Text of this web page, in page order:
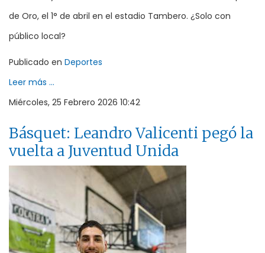
de Oro, el 1° de abril en el estadio Tambero. ¿Solo con
público local?
Publicado en Deportes
Leer más ...
Miércoles, 25 Febrero 2026 10:42
Básquet: Leandro Valicenti pegó la
vuelta a Juventud Unida